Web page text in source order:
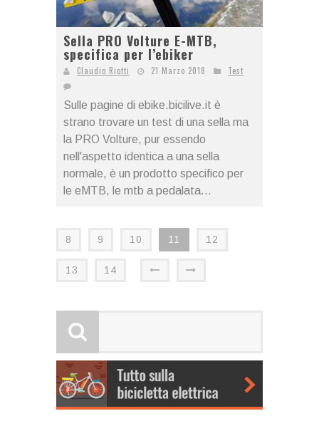
Sella PRO Volture E-MTB,
specifica per l’ebiker
Claudio Riotti 21 Marzo 2018 Test
Sulle pagine di ebike.bicilive.it è
strano trovare un test di una sella ma
la PRO Volture, pur essendo
nell'aspetto identica a una sella
normale, è un prodotto specifico per
le eMTB, le mtb a pedalata...
8 9 10 11 12
13 14